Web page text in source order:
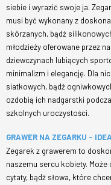
siebie i wyrazić swoje ja.
musi być wykonany z
skórzanych, bądź
młodzieży oferowane przez
dziewczynach lubiących
minimalizm i elegancję. Dla
siatkowych, bądź
ozdobią ich nadgarstki
szkolnych uroczystości.
GRAWER NA ZEGARKU –
Zegarek z grawerem to
naszemu sercu kobiety. Może
cytaty, bądź słowa, które